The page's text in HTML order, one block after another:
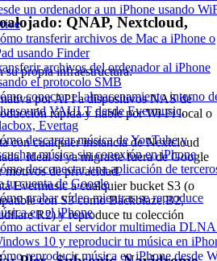
un ordenador a un iPhone usando
transferir archivos de Mac a iPhone o
usando Finder
archivos del ordenador al iPhone
el protocolo SMB
conectar el almacenamiento interno
VAULT desde Evermusic,
Evertag
descargar música de YouTube y
música sin conexión en iPhone
desconectar una aplicación de
tu cuenta de Google
grabar vídeo mientras se reproduce
en el iPhone
activar el servidor multimedia DLNA
10 y reproducir tu música en
reproducir música en iPhone desde
QNAP, Nextcloud,
su propia infraestructura:
por API a dispositivos NAS de
rápida y fiable por Wi-Fi local o
con cualquier instancia de Nextcloud
Ideal si ya migraste fuera de Google
de privacidad.
Evermusic a cualquier bucket S3 (o
con S3 como Backblaze B2,
R2) y reproduce tu colección